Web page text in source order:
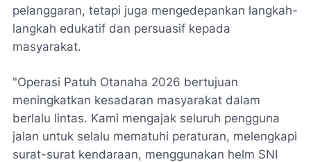
pelanggaran, tetapi juga mengedepankan langkah-
langkah edukatif dan persuasif kepada
masyarakat.
"Operasi Patuh Otanaha 2026 bertujuan
meningkatkan kesadaran masyarakat dalam
berlalu lintas. Kami mengajak seluruh pengguna
jalan untuk selalu mematuhi peraturan, melengkapi
surat-surat kendaraan, menggunakan helm SNI